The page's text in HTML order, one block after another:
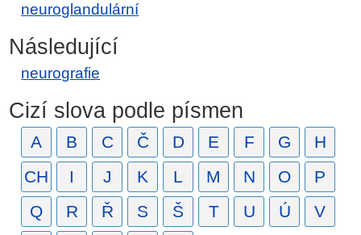
neuroglandulární
Následující
neurografie
Cizí slova podle písmen
A B C Č D E F G
H
CH
I J K L M N O
P
Q
R Ř S Š T U Ú V